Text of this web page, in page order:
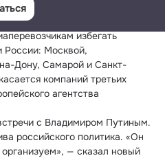
распространят на 335
избегать
России: Москвой,
Дону, Самарой и Санкт-
компаний третьих
агентства
с Владимиром Путиным.
российского политика. «Он
— cказал новый